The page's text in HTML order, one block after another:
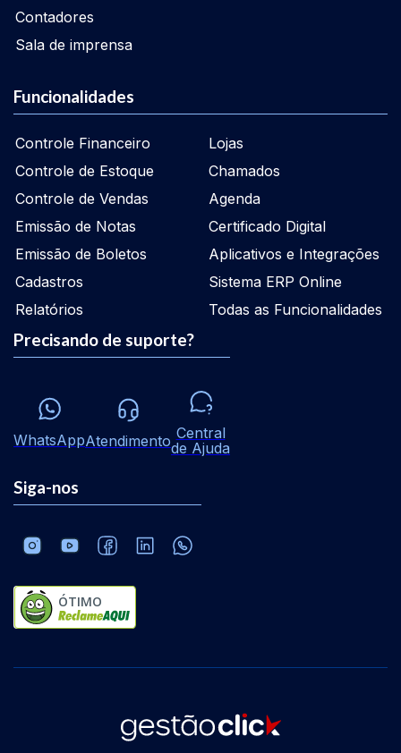
Contadores
Sala de imprensa
Funcionalidades
Controle Financeiro
Controle de Estoque
Controle de Vendas
Emissão de Notas
Emissão de Boletos
Cadastros
Relatórios
Lojas
Chamados
Agenda
Certificado Digital
Aplicativos e Integrações
Sistema ERP Online
Todas as Funcionalidades
Precisando de suporte?
WhatsAppAtendimento Central
de Ajuda
Siga-nos
ÓTIMO